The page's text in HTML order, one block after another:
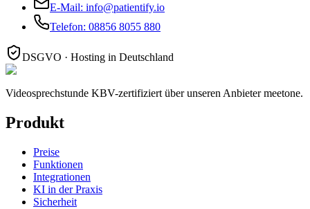
E-Mail: info@patientify.io
Telefon: 08856 8055 880
DSGVO · Hosting in Deutschland
Videosprechstunde KBV-zertifiziert über unseren Anbieter meetone.
Produkt
Preise
Funktionen
Integrationen
KI in der Praxis
Sicherheit